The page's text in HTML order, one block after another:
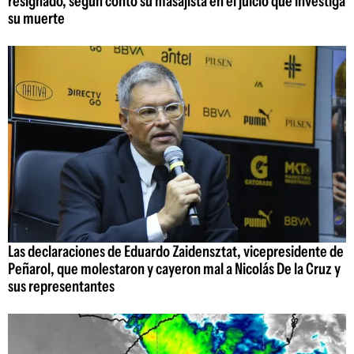
su muerte
Las declaraciones de Eduardo Zaidensztat, vicepresidente de
Peñarol, que molestaron y cayeron mal a Nicolás De la Cruz y
sus representantes